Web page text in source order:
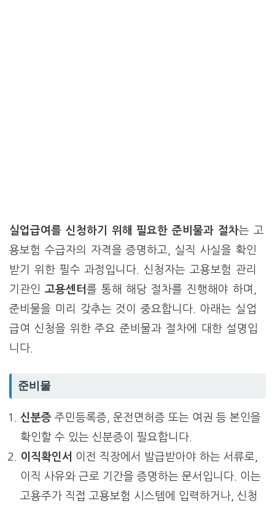
실업급여를 신청하기 위해 필요한 준비물과 절차는 고
용보험 수급자의 자격을 증명하고, 실직 사실을 확인
받기 위한 필수 과정입니다. 신청자는 고용보험 관리
기관인 고용센터 를 통해 해당 절차를 진행해야 하며,
준비물을 미리 갖추는 것이 중요합니다. 아래는 실업
급여 신청을 위한 주요 준비물과 절차에 대한 설명입
니다.
준비물
신분증 주민등록증, 운전면허증 또는 여권 등 본인을
확인할 수 있는 신분증이 필요합니다.
이직확인서 이전 직장에서 발급받아야 하는 서류로,
이직 사유와 근로 기간을 증명하는 문서입니다. 이는
고용주가 직접 고용보험 시스템에 입력하거나, 신청